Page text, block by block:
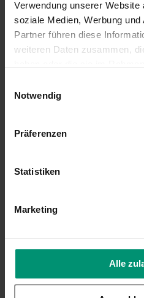
Verwendung unserer
soziale Medien, Werbung
Partner führen diese
weiteren Daten zusammen,
Notwendig
Präferenzen
Statistiken
Marketing
Alle
Bestickter
Kindergarten,